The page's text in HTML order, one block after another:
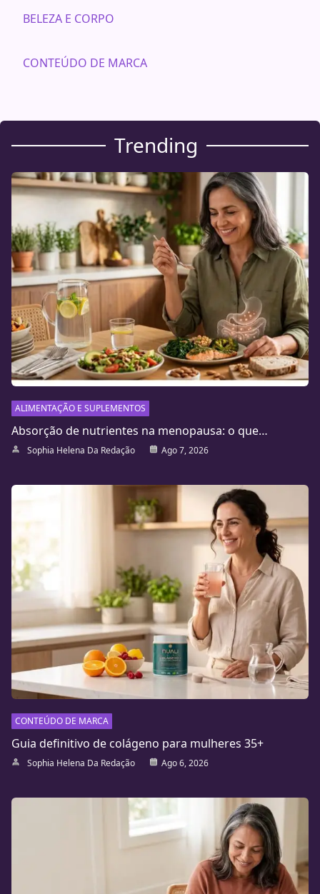
BELEZA E CORPO
CONTEÚDO DE MARCA
Trending
ALIMENTAÇÃO E SUPLEMENTOS
Absorção de nutrientes na menopausa: o que…
Sophia Helena Da Redação Ago 7, 2026
CONTEÚDO DE MARCA
Guia definitivo de colágeno para mulheres 35+
Sophia Helena Da Redação Ago 6, 2026